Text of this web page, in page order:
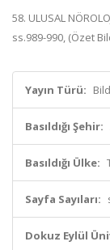
58. ULUSAL
ss.989-990, (Özet
Yayın Türü:
Basıldığı Şehir:
Basıldığı Ülke:
Sayfa Sayıları:
Dokuz Eylül